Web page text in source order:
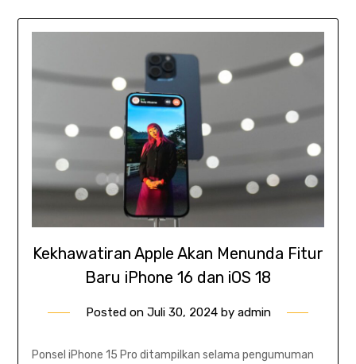
Kekhawatiran Apple Akan Menunda Fitur
Baru iPhone 16 dan iOS 18
Posted on Juli 30, 2024by admin
Ponsel iPhone 15 Pro ditampilkan selama pengumuman